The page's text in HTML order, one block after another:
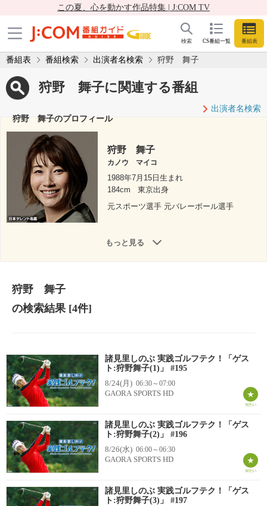
この夏、心を動かす作品特集 | J:COM TV
CS番組一覧 番組表
検索
番組表 番組検索 出演者名検索 狩野 舞子
狩野 舞子に関連する番組
出演者名検索
狩野 舞子のプロフィール
狩野 舞子
カノウ マイコ
1988年7月15日生まれ
184cm
東京出身
元スポーツ選手 元バレーボール選手
もっと見る
狩野 舞子
の検索結果[4件]
諸見里しのぶ 実践ゴルフテク！「ゲス
ト:狩野舞子(1)」 #195
8/24(月) 06:30～07:00
GAORA SPORTS HD
諸見里しのぶ 実践ゴルフテク！「ゲス
ト:狩野舞子(2)」 #196
8/26(水) 06:00～06:30
GAORA SPORTS HD
諸見里しのぶ 実践ゴルフテク！「ゲス
ト:狩野舞子(3)」 #197